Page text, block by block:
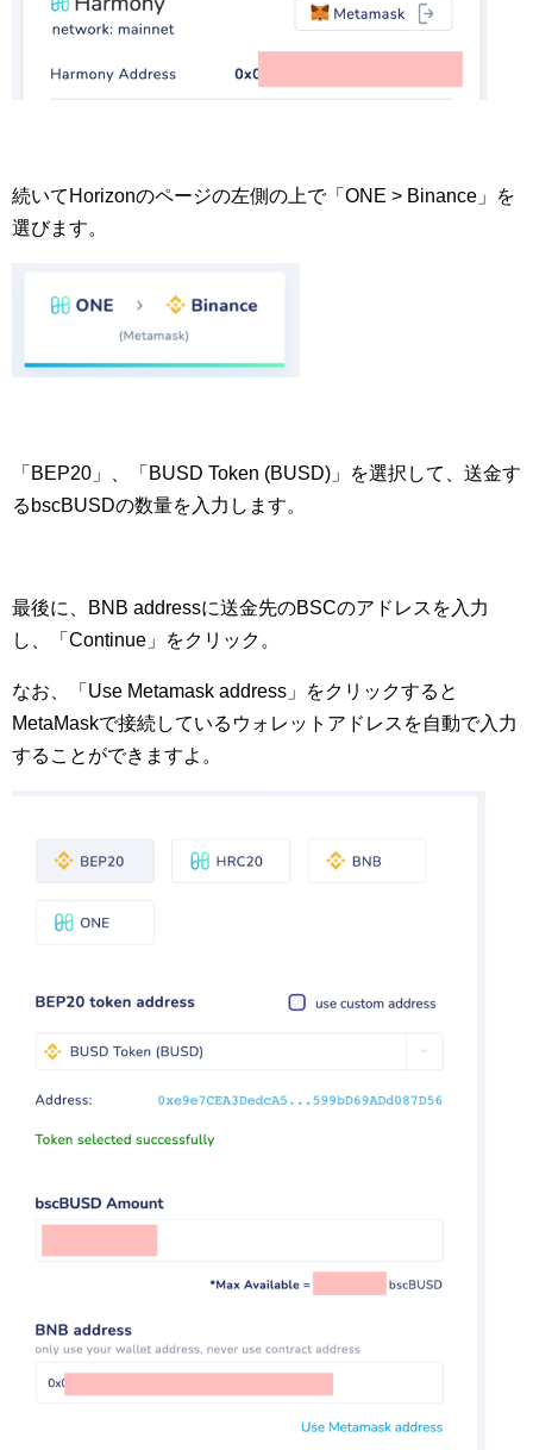
続いてHorizonのページの左側の上で「ONE > Binance」を
選びます。
「BEP20」、「BUSD Token (BUSD)」を選択して、送金す
るbscBUSDの数量を入力します。
最後に、BNB addressに送金先のBSCのアドレスを入力
し、「Continue」をクリック。
なお、「Use Metamask address」をクリックすると
MetaMaskで接続しているウォレットアドレスを自動で入力
することができますよ。